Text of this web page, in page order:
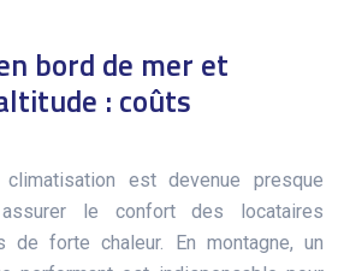
bord de mer et
: coûts
est devenue presque
le confort des locataires
de forte chaleur. En montagne, un